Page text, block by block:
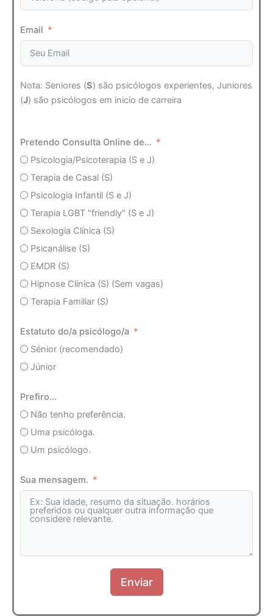
Email
Nota: Seniores (S) são psicólogos experientes, Juniores
(J) são psicólogos em inicio de carreira
Pretendo Consulta Online de...
Psicologia/Psicoterapia (S e J)
Terapia de Casal (S)
Psicologia Infantil (S e J)
Terapia LGBT "friendly" (S e J)
Sexologia Clínica (S)
Psicanálise (S)
EMDR (S)
Hipnose Clínica (S) (Sem vagas)
Terapia Familiar (S)
Estatuto do/a psicólogo/a
Sénior (recomendado)
Júnior
Prefiro...
Não tenho preferência.
Uma psicóloga.
Um psicólogo.
Sua mensagem.
Enviar